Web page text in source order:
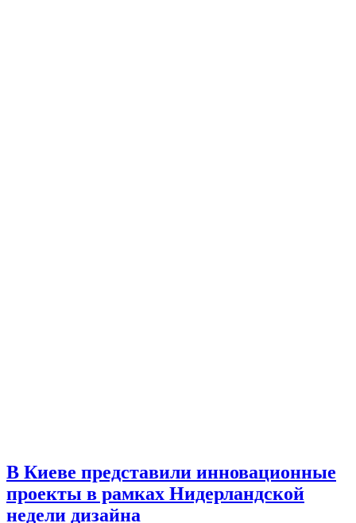
В Киеве представили инновационные
проекты в рамках Нидерландской
недели дизайна